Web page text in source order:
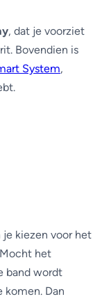
, dat je voorziet
Bovendien is
System,
kiezen voor het
het
band wordt
komen. Dan